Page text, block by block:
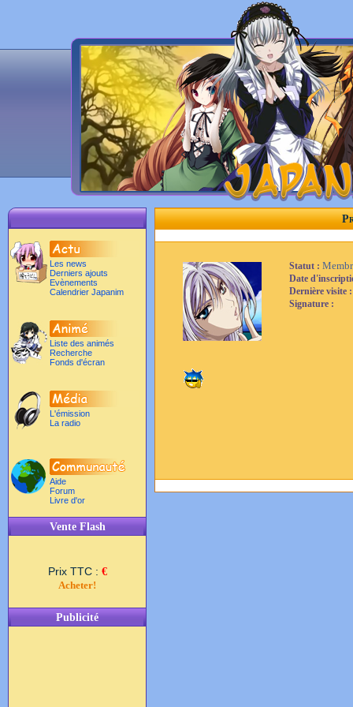
Les news
Derniers ajouts
Evènements
Calendrier Japanim
Liste des animés
Recherche
Fonds d'écran
L'émission
La radio
Aide
Forum
Livre d'or
Vente Flash
Prix TTC : €
Acheter!
Publicité
Statut :
Date
Dernière visite
Signature :